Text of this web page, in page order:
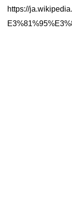
https://